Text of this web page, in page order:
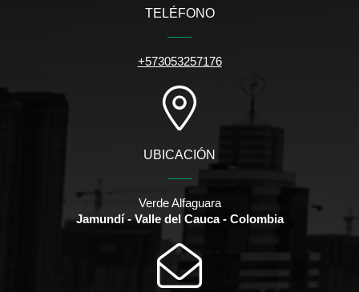
TELÉFONO
+573053257176
UBICACIÓN
Verde Alfaguara
Jamundí - Valle del Cauca - Colombia